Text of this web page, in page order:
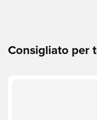
Consigliato per